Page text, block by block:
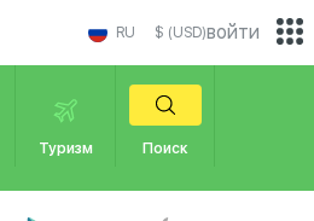
RU $ (USD)
Туризм Поиск
войти